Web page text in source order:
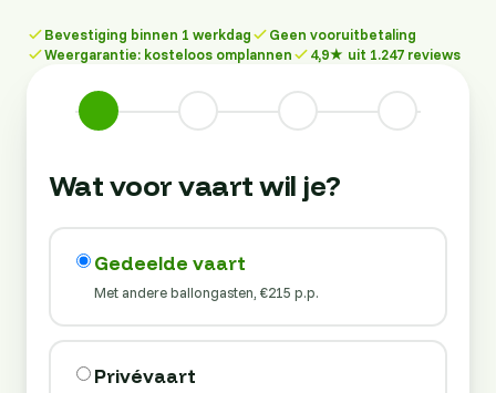
Bevestiging binnen 1 werkdag
Geen vooruitbetaling
Weergarantie: kosteloos omplannen
4,9★ uit 1.247 reviews
Wat voor vaart wil je?
Gedeelde vaart
Met andere ballongasten, €215 p.p.
Privévaart